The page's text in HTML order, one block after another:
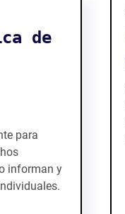
de
para
informan y